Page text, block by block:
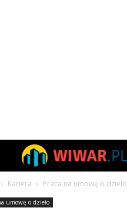
Kariera Praca na umowę o dzieło
umowę o dzieło